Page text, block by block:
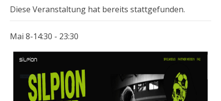
Diese Veranstaltung hat bereits stattgefunden.
Mai 8-14:30 - 23:30